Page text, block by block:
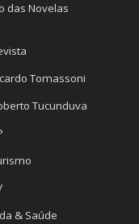
das Novelas
Tomassoni
Tucunduva
& Saúde